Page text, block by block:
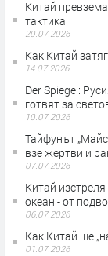
Китай
тактика
20.07.2026
Как Китай
14.07.2026
Der Spiegel:
готвят за
10.07.2026
Тайфунът
взе жертви и
07.07.2026
Китай
океан - от
06.07.2026
Как Китай ще
01.07.2026